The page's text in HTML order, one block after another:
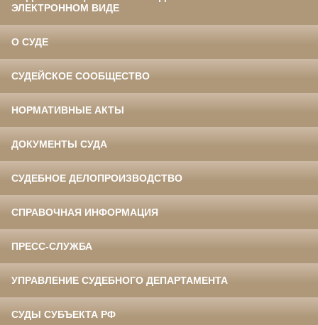
ЭЛЕКТРОННОМ ВИДЕ
О СУДЕ
СУДЕЙСКОЕ СООБЩЕСТВО
НОРМАТИВНЫЕ АКТЫ
ДОКУМЕНТЫ СУДА
СУДЕБНОЕ ДЕЛОПРОИЗВОДСТВО
СПРАВОЧНАЯ ИНФОРМАЦИЯ
ПРЕСС-СЛУЖБА
УПРАВЛЕНИЕ СУДЕБНОГО ДЕПАРТАМЕНТА
СУДЫ СУБЪЕКТА РФ